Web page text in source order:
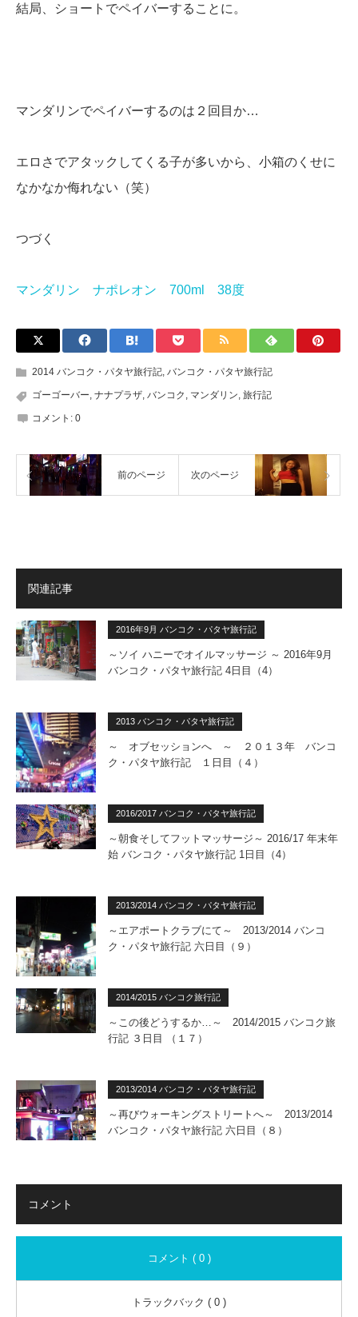
結局、ショートでペイバーすることに。
マンダリンでペイバーするのは２回目か…
エロさでアタックしてくる子が多いから、小箱のくせに
なかなか侮れない（笑）
つづく
マンダリン ナポレオン 700ml 38度
2014 バンコク・パタヤ旅行記, バンコク・パタヤ旅行記
ゴーゴーバー, ナナプラザ, バンコク , マンダリン, 旅行記
コメント: 0
前のページ 次のページ
関連記事
2016年9月 バンコク・パタヤ旅行記
～ソイ ハニーでオイルマッサージ ～ 2016年9月
バンコク・パタヤ旅行記 4日目（4）
2013 バンコク・パタヤ旅行記
～ オブセッションへ ～ ２０１３年 バンコ
ク・パタヤ旅行記 １日目（４）
2016/2017 バンコク・パタヤ旅行記
～朝食そしてフットマッサージ～ 2016/17 年末年
始 バンコク・パタヤ旅行記 1日目（4）
2013/2014 バンコク・パタヤ旅行記
～エアポートクラブにて～ 2013/2014 バンコ
ク・パタヤ旅行記 六日目（９）
2014/2015 バンコク旅行記
～この後どうするか…～ 2014/2015 バンコク旅
行記 ３日目 （１７）
2013/2014 バンコク・パタヤ旅行記
～再びウォーキングストリートへ～ 2013/2014
バンコク・パタヤ旅行記 六日目（８）
コメント
コメント ( 0 )
トラックバック ( 0 )